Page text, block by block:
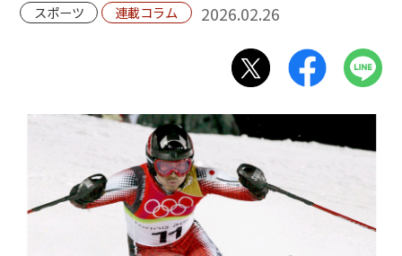
スポーツ 連載コラム 2026.02.26